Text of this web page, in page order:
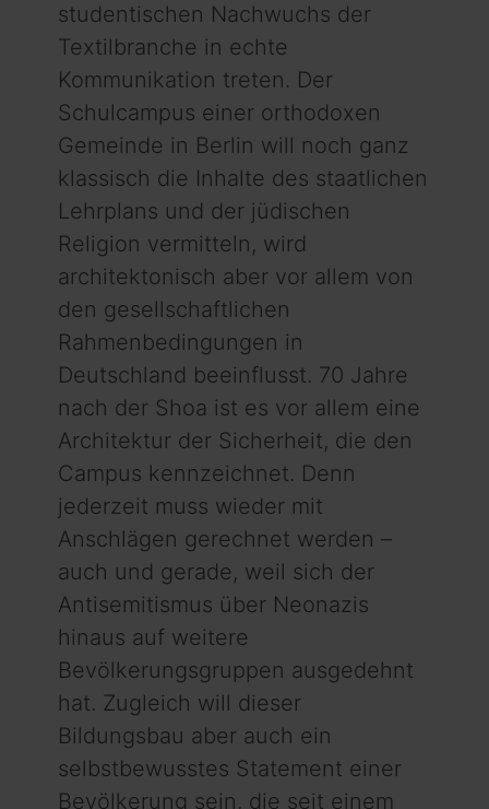
studentischen Nachwuchs der
Textilbranche in echte
Kommunikation treten. Der
Schulcampus einer orthodoxen
Gemeinde in Berlin will noch ganz
klassisch die Inhalte des staatlichen
Lehrplans und der jüdischen
Religion vermitteln, wird
architektonisch aber vor allem von
den gesellschaftlichen
Rahmenbedingungen in
Deutschland beeinflusst. 70 Jahre
nach der Shoa ist es vor allem eine
Architektur der Sicherheit, die den
Campus kennzeichnet. Denn
jederzeit muss wieder mit
Anschlägen gerechnet werden –
auch und gerade, weil sich der
Antisemitismus über Neonazis
hinaus auf weitere
Bevölkerungsgruppen ausgedehnt
hat. Zugleich will dieser
Bildungsbau aber auch ein
selbstbewusstes Statement einer
Bevölkerung sein, die seit einem